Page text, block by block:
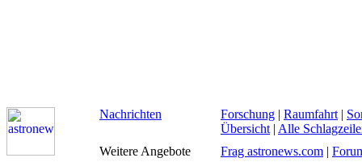
Nachrichten Forschung | Raumfahrt |
Übersicht | Alle
Weitere Angebote
Frag astronews.com |